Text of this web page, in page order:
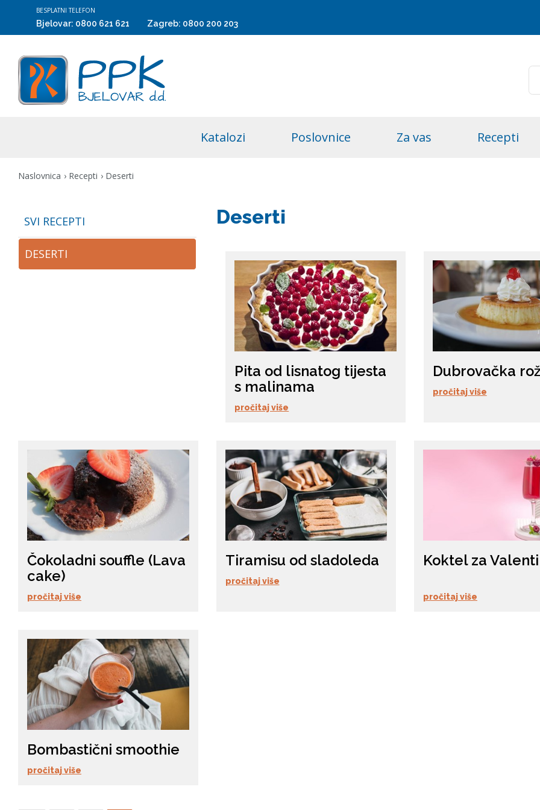
BESPLATNI TELEFON
Bjelovar: 0800 621 621 Zagreb: 0800 200 203
Katalozi Poslovnice Za vas Recepti
Naslovnica Recepti Deserti
SVI RECEPTI
DESERTI
Deserti
Pita od lisnatog tijesta
s malinama
pročitaj više
Dubrovačka
pročitaj više
Čokoladni souffle (Lava
cake)
pročitaj više
Tiramisu od sladoleda
pročitaj više
Koktel za
pročitaj više
Bombastični smoothie
pročitaj više